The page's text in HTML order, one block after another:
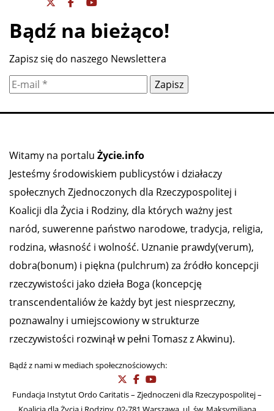
Bądź na bieżąco!
Zapisz się do naszego Newslettera
Witamy na portalu Życie.info
Jesteśmy środowiskiem publicystów i działaczy
społecznych Zjednoczonych dla Rzeczypospolitej i
Koalicji dla Życia i Rodziny, dla których ważny jest
naród, suwerenne państwo narodowe, tradycja, religia,
rodzina, własność i wolność. Uznanie prawdy(verum),
dobra(bonum) i piękna (pulchrum) za źródło koncepcji
rzeczywistości jako dzieła Boga (koncepcję
transcendentaliów że każdy byt jest niesprzeczny,
poznawalny i umiejscowiony w strukturze
rzeczywistości rozwinął w pełni Tomasz z Akwinu).
Bądź z nami w mediach społecznościowych:
Fundacja Instytut Ordo Caritatis – Zjednoczeni dla Rzeczypospolitej –